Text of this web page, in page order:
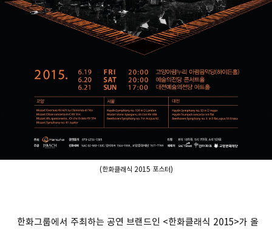
(한화클래식 2015 포스터)
한화그룹에서 주최하는 공연 브랜드인 <한화클래식 2015>가 올